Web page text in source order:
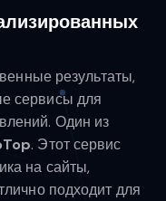
результаты,
сервисы для
Один из
. Этот сервис
на сайты,
подходит для